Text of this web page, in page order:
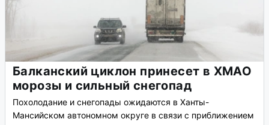
Балканский циклон принесет в ХМАО
морозы и сильный снегопад
Похолодание и снегопады ожидаются в Ханты-
Мансийском автономном округе в связи с приближением